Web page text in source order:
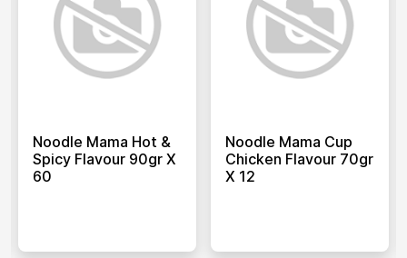
Noodle Mama Hot &
Spicy Flavour 90gr X
60
Noodle Mama Cup
Chicken Flavour 70gr
X 12